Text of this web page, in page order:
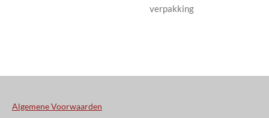
verpakking
Algemene Voorwaarden